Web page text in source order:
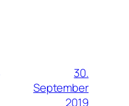
30.
September
2019